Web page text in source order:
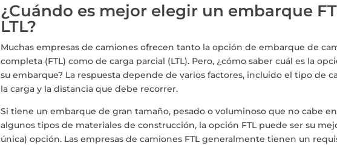
¿Cuándo es mejor elegir un embarque
LTL?
Muchas empresas de camiones ofrecen tanto la opción de embarque de
completa (FTL) como de carga parcial (LTL). Pero, ¿cómo saber cuál es la
su embarque? La respuesta depende de varios factores, incluido el tipo de
la carga y la distancia que debe recorrer.
Si tiene un embarque de gran tamaño, pesado o voluminoso que no cabe
algunos tipos de materiales de construcción, la opción FTL puede ser su
única) opción. Las empresas de camiones FTL generalmente tienen un